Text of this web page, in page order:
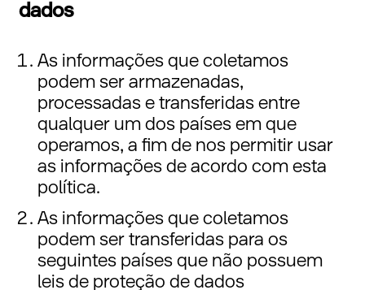
dados
As informações que coletamos
podem ser armazenadas,
processadas e transferidas entre
qualquer um dos países em que
operamos, a fim de nos permitir usar
as informações de acordo com esta
política.
As informações que coletamos
podem ser transferidas para os
seguintes países que não possuem
leis de proteção de dados